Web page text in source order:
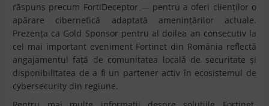
răspuns precum FortiDeceptor — pentru a oferi clienților o
apărare cibernetică adaptată amenințărilor actuale.
Prezența ca Gold Sponsor pentru al doilea an consecutiv la
cel mai important eveniment Fortinet din România reflectă
angajamentul față de comunitatea locală de securitate și
disponibilitatea de a fi un partener activ în ecosistemul de
cybersecurity din regiune.